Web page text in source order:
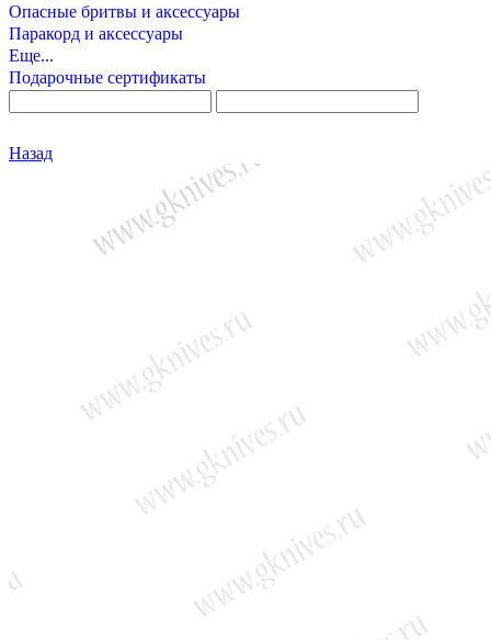
Опасные бритвы и аксессуары
Паракорд и аксессуары
Еще...
Подарочные сертификаты
Назад